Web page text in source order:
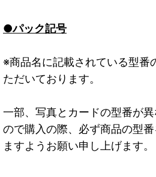
●パック記号
※商品名に記載されている型番
ただいております。
一部、写真とカードの型番が
ので購入の際、必ず商品の型
ますようお願い申し上げます。